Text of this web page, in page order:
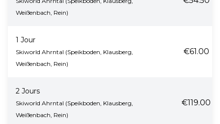
Weißenbach, Rein)
1 Jour
Skiworld Ahrntal (Speikboden, Klausberg,
Weißenbach, Rein)
€61.00
2 Jours
Skiworld Ahrntal (Speikboden, Klausberg,
Weißenbach, Rein)
€119.00